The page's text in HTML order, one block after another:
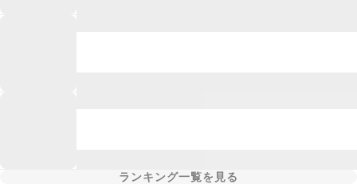
ランキング一覧を見る